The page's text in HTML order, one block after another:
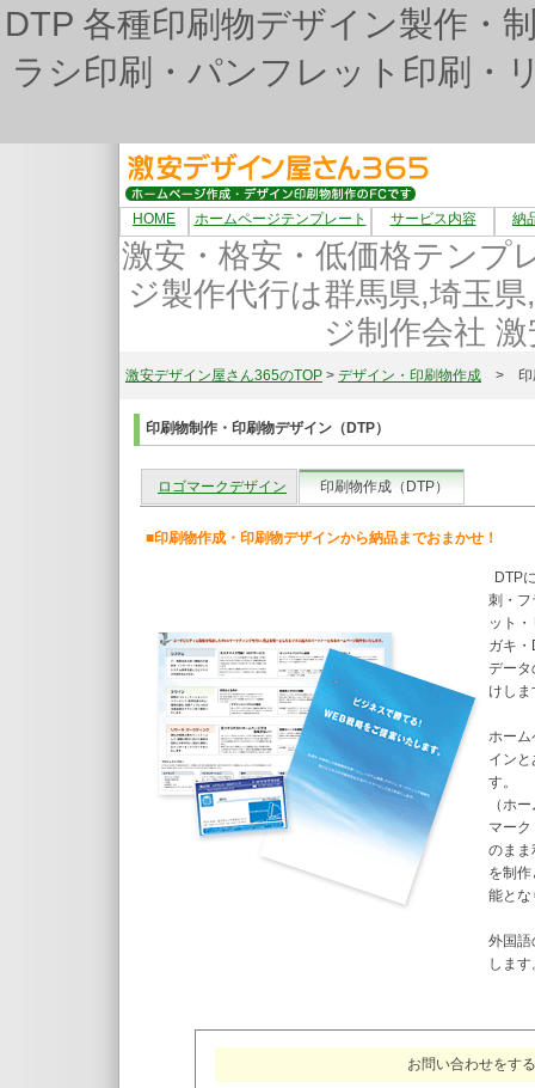
DTP 各種印刷物デザイン製作・
ラシ印刷・パンフレット印刷・
HOME ホームページテンプレート サービス内容 納
激安・格安・低価格テンプ
ジ製作代行は群馬県,埼玉
ジ制作会社
激安デザイン屋さん365のTOP > デザイン・印刷物作成 > 印
印刷物制作・印刷物デザイン（DTP）
ロゴマークデザイン 印刷物作成（DTP）
■印刷物作成・印刷物デザインから納品までおまかせ！
DTP
刺・フ
ット
ガキ
データ
けしま
ホーム
イン
す。
（ホ
マー
のまま
を制
能とな
外国語
します
お問い合わせをする